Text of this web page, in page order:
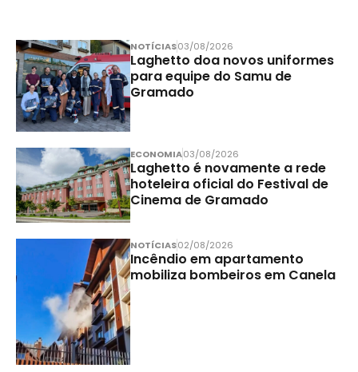
NOTÍCIAS03/08/2026
Laghetto doa novos uniformes
para equipe do Samu de
Gramado
ECONOMIA03/08/2026
Laghetto é novamente a rede
hoteleira oficial do Festival de
Cinema de Gramado
NOTÍCIAS02/08/2026
Incêndio em apartamento
mobiliza bombeiros em Canela